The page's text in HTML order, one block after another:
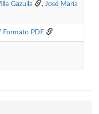
Gazulla , José María
Formato PDF